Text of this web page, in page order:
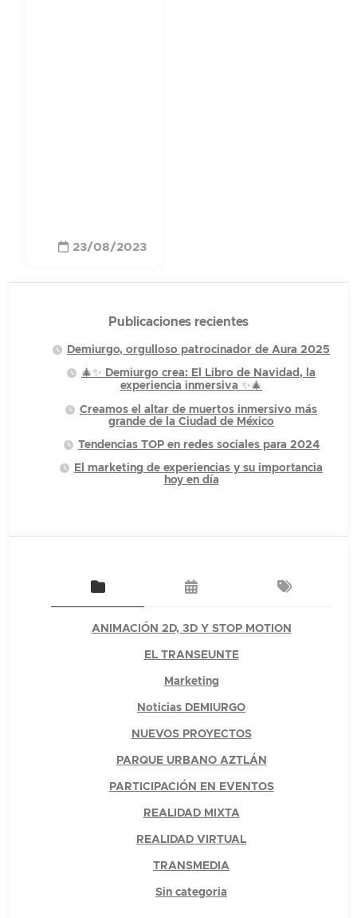
23/08/2023
Publicaciones recientes
Demiurgo, orgulloso patrocinador de Aura 2025
🎄✨ Demiurgo crea: El Libro de Navidad, la
experiencia inmersiva ✨🎄
Creamos el altar de muertos inmersivo más
grande de la Ciudad de México
Tendencias TOP en redes sociales para 2024
El marketing de experiencias y su importancia
hoy en día
ANIMACIÓN 2D, 3D Y STOP MOTION
EL TRANSEUNTE
Marketing
Noticias DEMIURGO
NUEVOS PROYECTOS
PARQUE URBANO AZTLÁN
PARTICIPACIÓN EN EVENTOS
REALIDAD MIXTA
REALIDAD VIRTUAL
TRANSMEDIA
Sin categoria